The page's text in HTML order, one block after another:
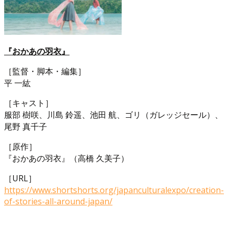
『おかあの羽衣』
［監督・脚本・編集］
平 一紘
［キャスト］
服部 樹咲、川島 鈴遥、池田 航、ゴリ（ガレッジセール）、
尾野 真千子
［原作］
『おかあの羽衣』（高橋 久美子）
［URL］
https://www.shortshorts.org/japanculturalexpo/creation-
of-stories-all-around-japan/